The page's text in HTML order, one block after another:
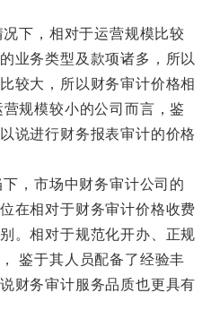
下，相对于运营规模比较
业务类型及款项诸多，所以
较大，所以财务审计价格相
规模较小的公司而言，鉴
说进行财务报表审计的价格
，市场中财务审计公司的
在相对于财务审计价格收费
。相对于规范化开办、正规
鉴于其人员配备了经验丰
财务审计服务品质也更具有